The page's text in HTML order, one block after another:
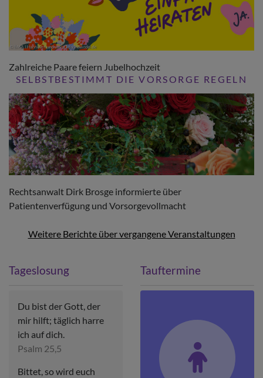
Zahlreiche Paare feiern Jubelhochzeit
SELBSTBESTIMMT DIE VORSORGE REGELN
Rechtsanwalt Dirk Brosge informierte über
Patientenverfügung und Vorsorgevollmacht
Weitere Berichte über vergangene Veranstaltungen
Tageslosung
Du bist der Gott, der
mir hilft; täglich harre
ich auf dich.
Psalm 25,5
Bittet, so wird euch
Tauftermine